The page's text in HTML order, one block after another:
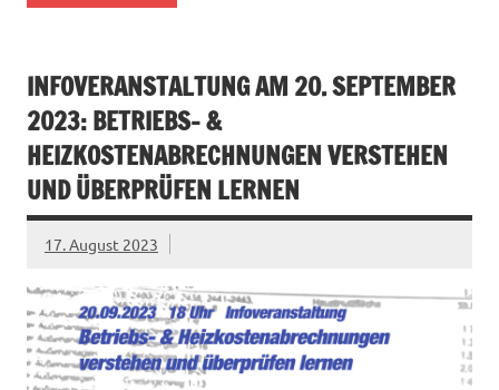
INFOVERANSTALTUNG AM 20. SEPTEMBER
2023: BETRIEBS- &
HEIZKOSTENABRECHNUNGEN VERSTEHEN
UND ÜBERPRÜFEN LERNEN
17. August 2023